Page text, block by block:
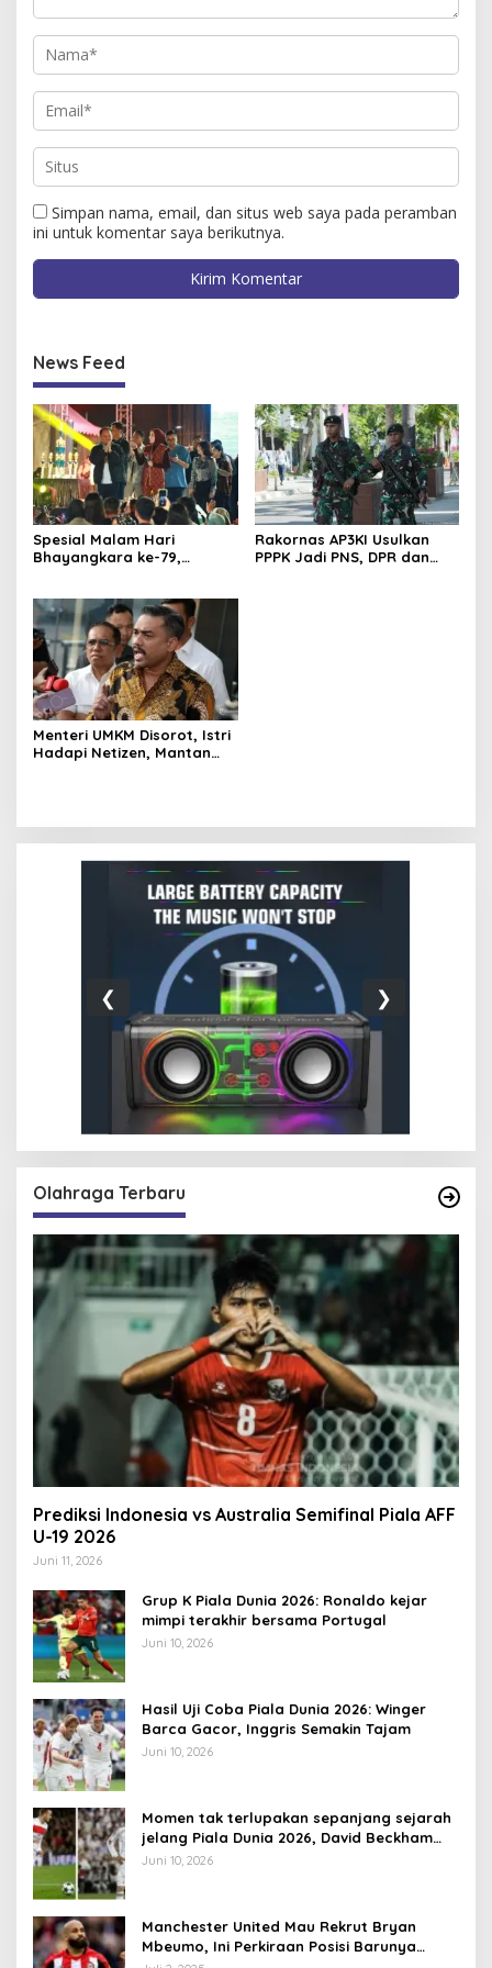
Simpan nama, email, dan situs web saya pada peramban
ini untuk komentar saya berikutnya.
News Feed
Spesial Malam Hari
Bhayangkara ke-79,
dan Dukung UMKM
Rakornas AP3KI Usulkan
PPPK Jadi PNS, DPR dan
Menteri UMKM Disorot, Istri
Hadapi Netizen, Mantan
❮ ❯
Olahraga Terbaru
Prediksi Indonesia vs Australia Semifinal Piala AFF
U-19 2026
Juni 11, 2026
Grup K Piala Dunia 2026: Ronaldo kejar
mimpi terakhir bersama Portugal
Juni 10, 2026
Hasil Uji Coba Piala Dunia 2026: Winger
Barca Gacor, Inggris Semakin Tajam
Juni 10, 2026
Momen tak terlupakan sepanjang sejarah
jelang Piala Dunia 2026, David Beckham
pernah dapat kartu merah
Juni 10, 2026
Manchester United Mau Rekrut Bryan
Mbeumo, Ini Perkiraan Posisi Barunya